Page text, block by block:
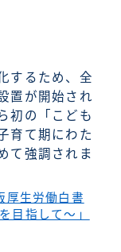
するため、全
置が開始され
初の「こども
育て期にわた
て強調されま
厚生労働白書
目指して～」